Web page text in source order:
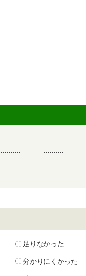
足りなかった
分かりにくかった